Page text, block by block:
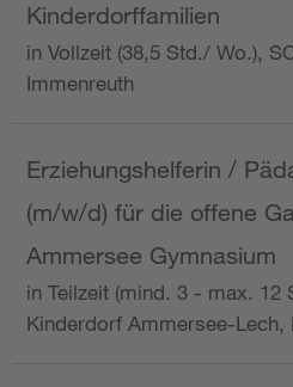
Kinderdorffamilien
in Vollzeit (38,5 Std./ Wo.),
Immenreuth
Erziehungshelferin /
(m/w/d) für die offene
Ammersee Gymnasium
in Teilzeit (mind. 3 - max. 12
Kinderdorf Ammersee-Lech,